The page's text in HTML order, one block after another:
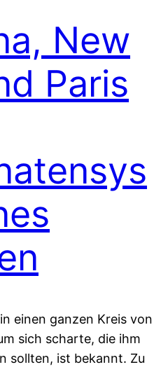
New
Paris
einen ganzen Kreis von
sich scharte, die ihm
sollten, ist bekannt. Zu